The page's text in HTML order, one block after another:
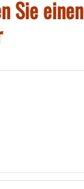
Sie einen